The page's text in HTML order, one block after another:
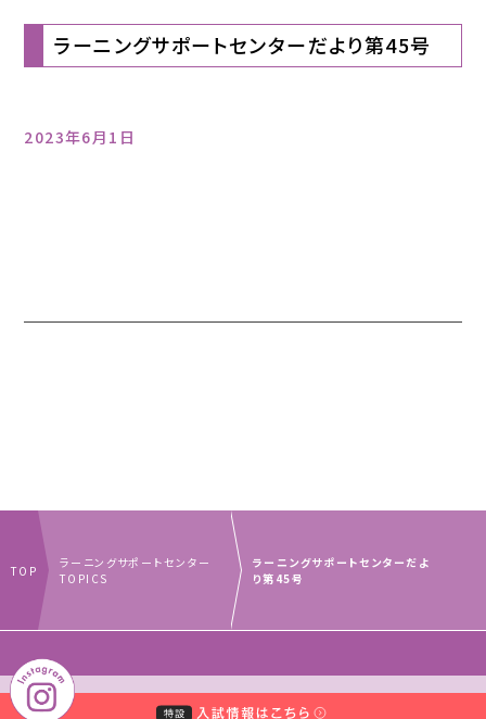
ラーニングサポートセンターだより第45号
2023年6月1日
TOP
ラーニングサポートセンター
TOPICS
ラーニングサポートセンターだよ
り第45号
中村学園グループ ｜ 教員・事務職員募集